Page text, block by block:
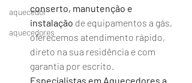
aquecedor
aquecedores
conserto, manutenção e
instalação de equipamentos a gás,
oferecemos atendimento rápido,
direto na sua residência e com
garantia por escrito.
Especialistas em Aquecedores a